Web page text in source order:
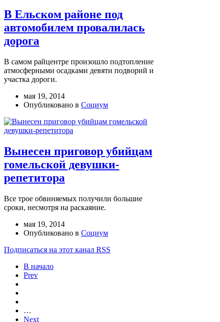
В Ельском районе под
автомобилем провалилась
дорога
В самом райцентре произошло подтопление
атмосферными осадками девяти подворий и
участка дороги.
мая 19, 2014
Опубликовано в Социум
Вынесен приговор убийцам
гомельской девушки-
репетитора
Все трое обвиняемых получили большие
сроки, несмотря на раскаяние.
мая 19, 2014
Опубликовано в Социум
Подписаться на этот канал RSS
В начало
Prev
…
Next